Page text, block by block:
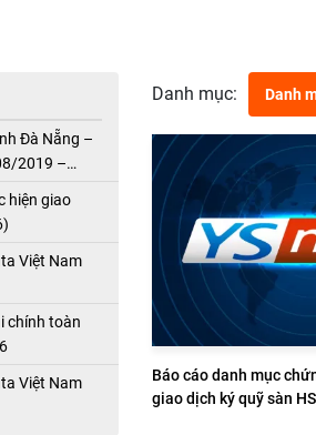
Đà Nẵng –
2019 –
hiện giao
Việt Nam
chính toàn
Việt Nam
Danh mục: Danh
Báo cáo danh mục
giao dịch ký quỹ sàn